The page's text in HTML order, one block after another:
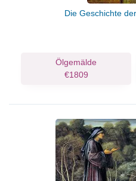
Die Geschichte
Ölgemälde
€1809